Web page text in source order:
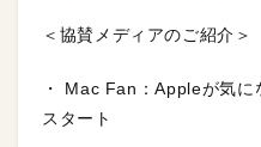
＜協賛メディアのご紹介＞
・ Mac Fan：Appleが気
スタート